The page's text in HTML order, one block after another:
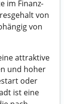
im Finanz-
von
von
attraktive
und hoher
oder
ist eine